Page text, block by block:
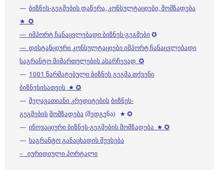
— ბიზნეს-გეგმების დაწერა, კონსულტაციები, მომზადება
★ ✪
— იმპორტ ჩანაცვლებადი ბიზნეს-გეგმები ✪
— დისტანციური კონსულტაციები იმპორტ ჩანაცვლებადი
საგრანტო მიმართულების ასარჩევად ✪
— 1001 წარმატებული ბიზნეს გეგმა თქვენი
ბიზნესისათვის ★ ✪
— შეღავათიანი კრედიტების ბიზნეს-
გეგმების მომზადება (შედგენა) ★ ✪
— ინოვაციური ბიზნეს-გეგმების მომზადება ★ ✪
— საგრანტო განაცხადის შევსება
– იურიდიული პორტალი